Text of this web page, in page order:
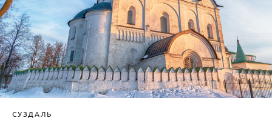
СУЗДАЛЬ